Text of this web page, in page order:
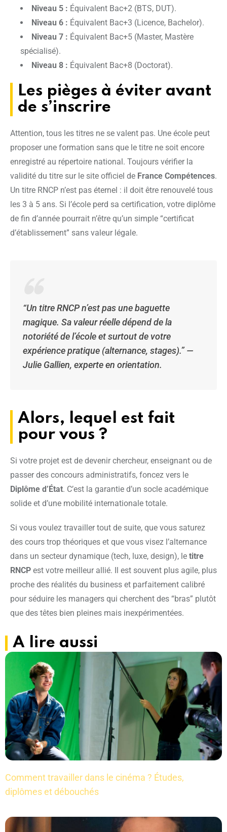
Niveau 5 : Équivalent Bac+2 (BTS, DUT).
Niveau 6 : Équivalent Bac+3 (Licence, Bachelor).
Niveau 7 : Équivalent Bac+5 (Master, Mastère
spécialisé).
Niveau 8 : Équivalent Bac+8 (Doctorat).
Les pièges à éviter avant
de s’inscrire
Attention, tous les titres ne se valent pas. Une école peut
proposer une formation sans que le titre ne soit encore
enregistré au répertoire national. Toujours vérifier la
validité du titre sur le site officiel de France Compétences.
Un titre RNCP n’est pas éternel : il doit être renouvelé tous
les 3 à 5 ans. Si l’école perd sa certification, votre diplôme
de fin d’année pourrait n’être qu’un simple “certificat
d’établissement” sans valeur légale.
“Un titre RNCP n’est pas une baguette
magique. Sa valeur réelle dépend de la
notoriété de l’école et surtout de votre
expérience pratique (alternance, stages).” —
Julie Gallien, experte en orientation.
Alors, lequel est fait
pour vous ?
Si votre projet est de devenir chercheur, enseignant ou de
passer des concours administratifs, foncez vers le
Diplôme d’État. C’est la garantie d’un socle académique
solide et d’une mobilité internationale totale.
Si vous voulez travailler tout de suite, que vous saturez
des cours trop théoriques et que vous visez l’alternance
dans un secteur dynamique (tech, luxe, design), le titre
RNCP est votre meilleur allié. Il est souvent plus agile, plus
proche des réalités du business et parfaitement calibré
pour séduire les managers qui cherchent des “bras” plutôt
que des têtes bien pleines mais inexpérimentées.
A lire aussi
Comment travailler dans le cinéma ? Études,
diplômes et débouchés